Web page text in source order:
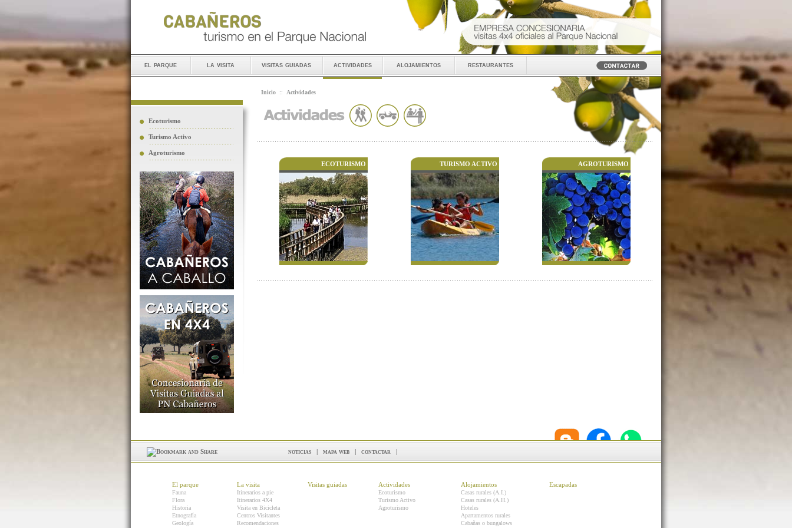
el parque la visita visitas guiadas actividades alojamientos restaurantes
Ecoturismo
Turismo Activo
Agroturismo
Inicio :: Actividades
ECOTURISMO TURISMO ACTIVO AGROTURISMO
noticias | mapa web | contactar |
El parque
Fauna
Flora
Historia
Etnografía
Geología
La visita
Itinerarios a pie
Itinerarios 4X4
Visita en Bicicleta
Centros Visitantes
Recomendaciones
Visitas guiadas Actividades
Ecoturismo
Turismo Activo
Agroturismo
Alojamientos
Casas rurales (A.I.)
Casas rurales (A.H.)
Hoteles
Apartamentos rurales
Cabañas o bungalows
Escapadas